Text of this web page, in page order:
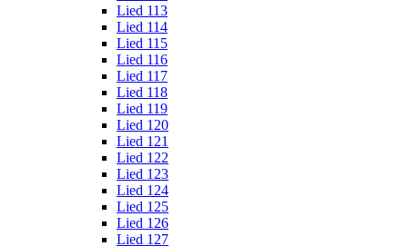
Lied 113
Lied 114
Lied 115
Lied 116
Lied 117
Lied 118
Lied 119
Lied 120
Lied 121
Lied 122
Lied 123
Lied 124
Lied 125
Lied 126
Lied 127